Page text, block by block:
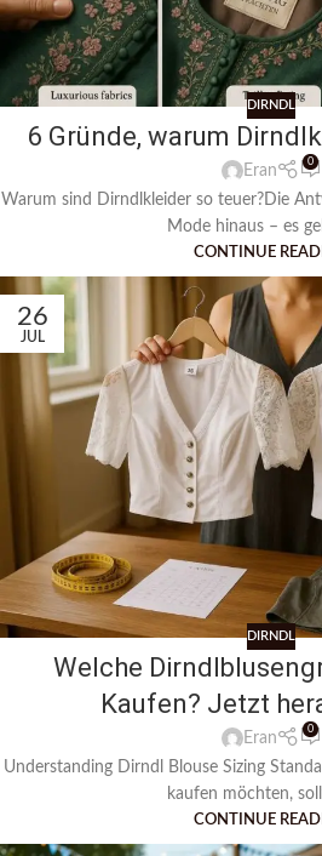
DIRNDL
6 Gründe, warum
Eran
0
Warum sind Dirndlkleider so teuer?Die
Mode hinaus – es
CONTINUE
26
JUL
DIRNDL
Welche
Kaufen? Jetzt
Eran
0
Understanding Dirndl Blouse Sizing
kaufen möchten,
CONTINUE